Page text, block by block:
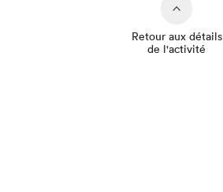
Retour aux détails
de l'activité